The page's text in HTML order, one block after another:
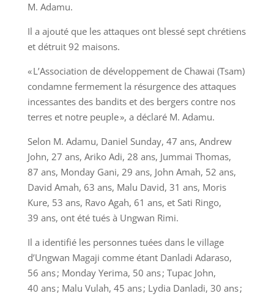
M. Adamu.
Il a ajouté que les attaques ont blessé sept chrétiens
et détruit 92 maisons.
« L’Association de développement de Chawai (Tsam)
condamne fermement la résurgence des attaques
incessantes des bandits et des bergers contre nos
terres et notre peuple », a déclaré M. Adamu.
Selon M. Adamu, Daniel Sunday, 47 ans, Andrew
John, 27 ans, Ariko Adi, 28 ans, Jummai Thomas,
87 ans, Monday Gani, 29 ans, John Amah, 52 ans,
David Amah, 63 ans, Malu David, 31 ans, Moris
Kure, 53 ans, Ravo Agah, 61 ans, et Sati Ringo,
39 ans, ont été tués à Ungwan Rimi.
Il a identifié les personnes tuées dans le village
d’Ungwan Magaji comme étant Danladi Adaraso,
56 ans ; Monday Yerima, 50 ans ; Tupac John,
40 ans ; Malu Vulah, 45 ans ; Lydia Danladi, 30 ans ;